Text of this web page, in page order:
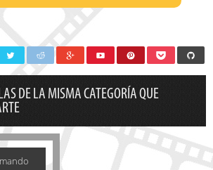
DE LA MISMA CATEGORÍA QUE